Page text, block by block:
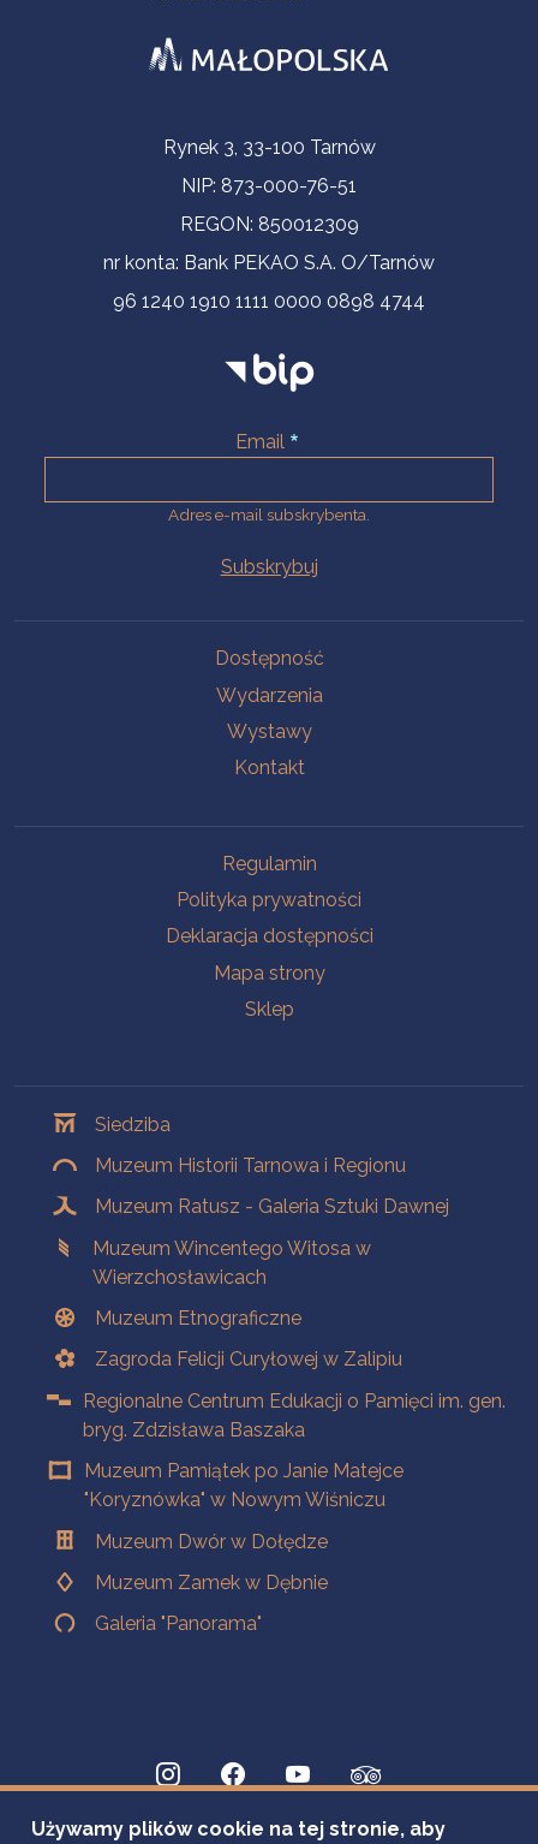
Informacje kontaktoweRynek 3, 33-100 Tarnów
NIP: 873-000-76-51
REGON: 850012309
nr konta: Bank PEKAO S.A. O/Tarnów
96 1240 1910 1111 0000 0898 4744
Email
Adres e-mail subskrybenta.
Dostępność
Wydarzenia
Wystawy
Kontakt
Regulamin
Polityka prywatności
Deklaracja dostępności
Mapa strony
Sklep
Siedziba
Muzeum Historii Tarnowa i Regionu
Muzeum Ratusz - Galeria Sztuki Dawnej
Muzeum Wincentego Witosa w
Wierzchosławicach
Muzeum Etnograficzne
Zagroda Felicji Curyłowej w Zalipiu
Regionalne Centrum Edukacji o Pamięci im. gen.
bryg. Zdzisława Baszaka
Muzeum Pamiątek po Janie Matejce
"Koryznówka" w Nowym Wiśniczu
Muzeum Dwór w Dołędze
Muzeum Zamek w Dębnie
Galeria "Panorama"
Używamy plików cookie na tej stronie, aby